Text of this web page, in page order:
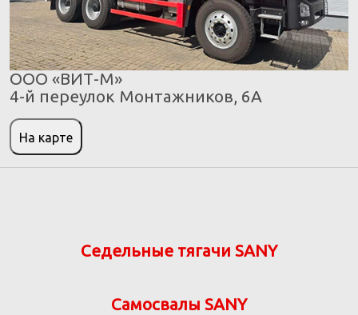
ООО «ВИТ-М»
4-й переулок Монтажников, 6А
На карте
Седельные тягачи SANY
Самосвалы SANY